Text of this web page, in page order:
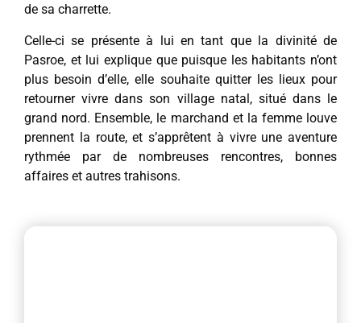
de sa charrette.
Celle-ci se présente à lui en tant que la divinité de
Pasroe, et lui explique que puisque les habitants n’ont
plus besoin d’elle, elle souhaite quitter les lieux pour
retourner vivre dans son village natal, situé dans le
grand nord. Ensemble, le marchand et la femme louve
prennent la route, et s’apprêtent à vivre une aventure
rythmée par de nombreuses rencontres, bonnes
affaires et autres trahisons.